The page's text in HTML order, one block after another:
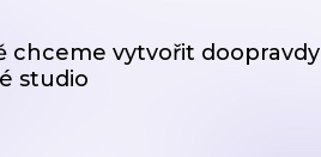
chceme vytvořit doopravdy
studio